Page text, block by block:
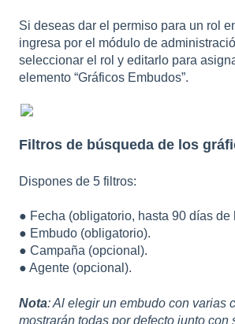
Si deseas dar el permiso para un rol
ingresa por el módulo de
seleccionar el rol y editarlo para
elemento “Gráficos Embudos”.
Filtros de búsqueda de los
Dispones de 5 filtros:
● Fecha (obligatorio, hasta 90 días de
● Embudo (obligatorio).
● Campaña (opcional).
● Agente (opcional).
Nota: Al elegir un embudo con varias
mostrarán todas por defecto junto con